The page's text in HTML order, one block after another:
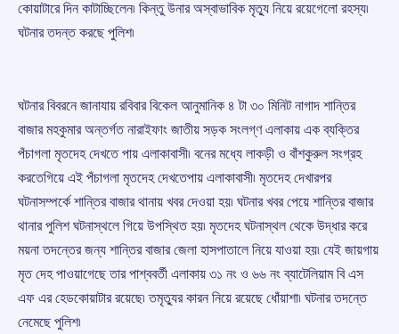
কোয়াটারে দিন কাটাচ্ছিলেন৷ কিন্তু উনার অস্বাভাবিক মৃত্যু নিয়ে রয়েগেলো রহস্য৷
ঘটনার তদন্ত করছে পুলিশ৷
ঘটনার বিবরনে জানাযায় রবিবার বিকেল আনুমানিক ৪ টা ৩০ মিনিট নাগাদ শান্তির
বাজার মহকুমার অন্তর্গত নারাইফাং জাতীয় সড়ক সংলগ্ণ এলাকায় এক ব্যক্তির
পঁচাগলা মৃতদেহ দেখতে পায় এলাকাবাসী৷ বনের মধ্যে লাকড়ী ও বাঁশকুরুল সংগ্রহ
করতেগিয়ে এই পঁচাগলা মৃতদেহ দেখতেপায় এলাকাবাসী৷ মৃতদেহ দেখারপর
ঘটনাসম্পর্কে শান্তির বাজার থানায় খবর দেওয়া হয়৷ ঘটনার খবর পেয়ে শান্তির বাজার
থানার পুলিশ ঘটনাস্থলে গিয়ে উপস্থিত হয়৷ মৃতদেহ ঘটনাস্থল থেকে উদ্ধার করে
ময়না তদন্তের জন্য শান্তির বাজার জেলা হাসপাতালে নিয়ে যাওয়া হয়৷ যেই জায়গায়
মৃত দেহ পাওয়াগেছে তার পাশ্ববর্তী এলাকায় ৩১ নং ও ৬৬ নং ব্যাটেলিয়াম বি এস
এফ এর হেডকোয়াটার রয়েছে৷ তমৃত্যুর কারন নিয়ে রয়েছে ধোঁয়াশা৷ ঘটনার তদন্তে
নেমেছে পুলিশ৷